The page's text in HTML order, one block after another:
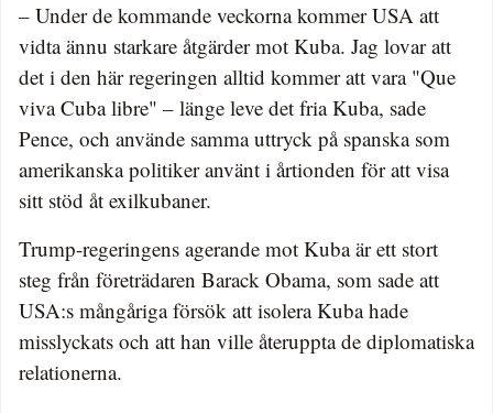
– Under de kommande veckorna kommer USA att
vidta ännu starkare åtgärder mot Kuba. Jag lovar att
det i den här regeringen alltid kommer att vara "Que
viva Cuba libre" – länge leve det fria Kuba, sade
Pence, och använde samma uttryck på spanska som
amerikanska politiker använt i årtionden för att visa
sitt stöd åt exilkubaner.
Trump-regeringens agerande mot Kuba är ett stort
steg från företrädaren Barack Obama, som sade att
USA:s mångåriga försök att isolera Kuba hade
misslyckats och att han ville återuppta de diplomatiska
relationerna.